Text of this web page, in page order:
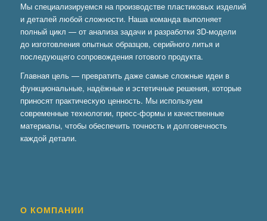
Мы специализируемся на производстве пластиковых изделий
и деталей любой сложности. Наша команда выполняет
полный цикл — от анализа задачи и разработки 3D-модели
до изготовления опытных образцов, серийного литья и
последующего сопровождения готового продукта.
Главная цель — превратить даже самые сложные идеи в
функциональные, надёжные и эстетичные решения, которые
приносят практическую ценность. Мы используем
современные технологии, пресс-формы и качественные
материалы, чтобы обеспечить точность и долговечность
каждой детали.
О КОМПАНИИ